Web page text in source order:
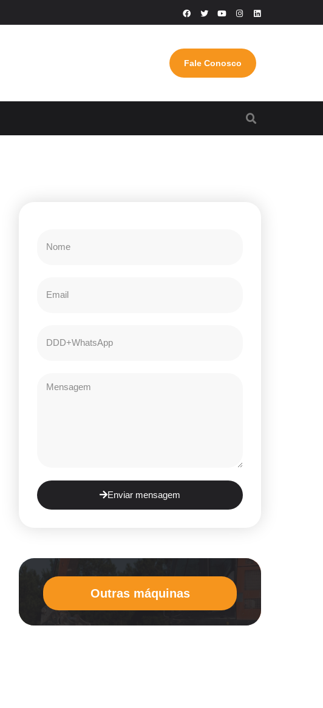
Fale Conosco
Enviar mensagem
Outras máquinas